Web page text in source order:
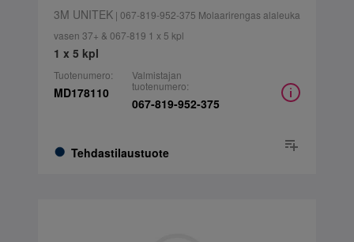
3M UNITEK| 067-819-952-375 Molaarirengas alaleuka
vasen 37+ & 067-819 1 x 5 kpl
1 x 5 kpl
Tuotenumero:
MD178110
Tehdastilaustuote
Valmistajan
tuotenumero:
067-819-952-375